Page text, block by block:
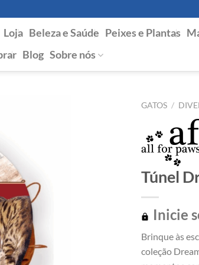
Loja Beleza e Saúde Peixes e Plantas
Blog Sobre nós
GATOS /
Túnel
Inicie
Brinque às
coleção